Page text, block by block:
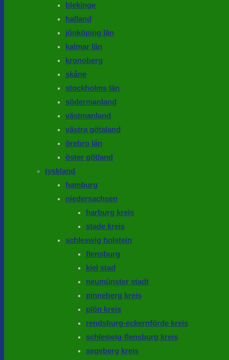
blekinge
halland
jönköping län
kalmar län
kronoberg
skåne
stockholms län
södermanland
västmanland
västra götaland
örebro län
öster götland
tyskland
hamburg
niedersachsen
harburg kreis
stade kreis
schleswig holstein
flensburg
kiel stad
neumünster stadt
pinneberg kreis
plön kreis
rendsburg-eckernförde kreis
schleswig-flensburg kreis
segeberg kreis